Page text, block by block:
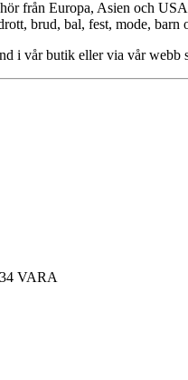
från Europa, Asien och
brud, bal, fest, mode, barn
i vår butik eller via vår webb
VARA